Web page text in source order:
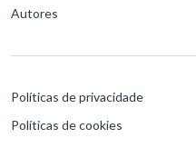
Autores
Políticas de privacidade
Políticas de cookies